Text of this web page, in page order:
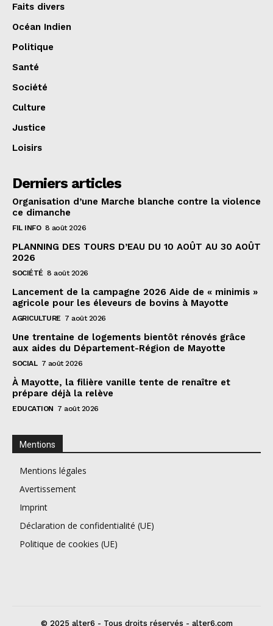
Faits divers
Océan Indien
Politique
Santé
Société
Culture
Justice
Loisirs
Derniers articles
Organisation d’une Marche blanche contre la violence
ce dimanche
FIL INFO 8 août 2026
PLANNING DES TOURS D’EAU DU 10 AOÛT AU 30 AOÛT
2026
SOCIÉTÉ 8 août 2026
Lancement de la campagne 2026 Aide de « minimis »
agricole pour les éleveurs de bovins à Mayotte
AGRICULTURE 7 août 2026
Une trentaine de logements bientôt rénovés grâce
aux aides du Département-Région de Mayotte
SOCIAL 7 août 2026
À Mayotte, la filière vanille tente de renaître et
prépare déjà la relève
EDUCATION 7 août 2026
Mentions
Mentions légales
Avertissement
Imprint
Déclaration de confidentialité (UE)
Politique de cookies (UE)
© 2025 alter6 - Tous droits réservés - alter6.com